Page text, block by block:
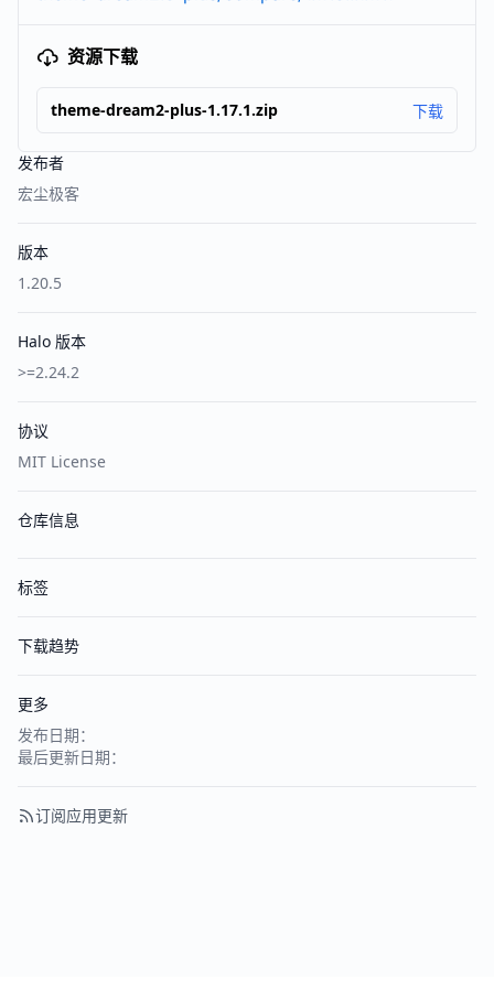
发布者
宏尘极客
版本
1.20.5
Halo 版本
>=2.24.2
协议
MIT License
仓库信息
标签
下载趋势
更多
发布日期：
最后更新日期：
订阅应用更新
资源下载
theme-dream2-plus-1.17.1.zip 下载